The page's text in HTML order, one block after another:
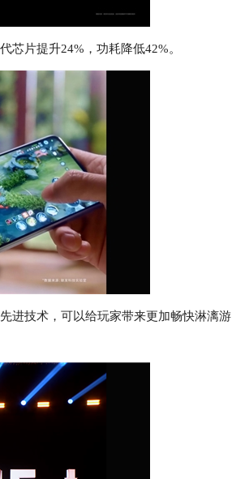
芯片提升24%，功耗降低42%。
进技术，可以给玩家带来更加畅快淋漓游